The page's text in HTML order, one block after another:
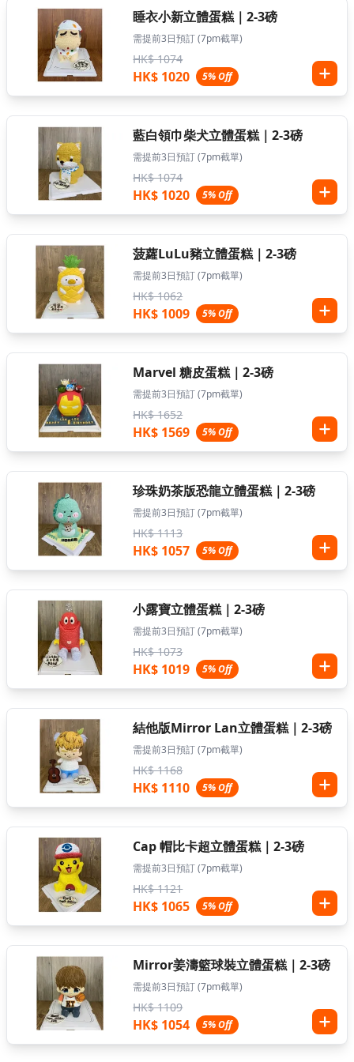
睡衣小新立體蛋糕｜2-3磅
需提前3日預訂 (7pm截單)
HK$ 1074
HK$ 1020 5% Off
藍白領巾柴犬立體蛋糕｜2-3磅
需提前3日預訂 (7pm截單)
HK$ 1074
HK$ 1020 5% Off
菠蘿LuLu豬立體蛋糕｜2-3磅
需提前3日預訂 (7pm截單)
HK$ 1062
HK$ 1009 5% Off
Marvel 糖皮蛋糕｜2-3磅
需提前3日預訂 (7pm截單)
HK$ 1652
HK$ 1569 5% Off
珍珠奶茶版恐龍立體蛋糕｜2-3磅
需提前3日預訂 (7pm截單)
HK$ 1113
HK$ 1057 5% Off
小露寶立體蛋糕｜2-3磅
需提前3日預訂 (7pm截單)
HK$ 1073
HK$ 1019 5% Off
結他版Mirror Lan立體蛋糕｜2-3磅
需提前3日預訂 (7pm截單)
HK$ 1168
HK$ 1110 5% Off
Cap 帽比卡超立體蛋糕｜2-3磅
需提前3日預訂 (7pm截單)
HK$ 1121
HK$ 1065 5% Off
Mirror姜濤籃球裝立體蛋糕｜2-3磅
需提前3日預訂 (7pm截單)
HK$ 1109
HK$ 1054 5% Off